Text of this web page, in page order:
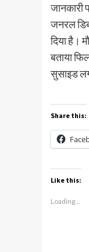
जानकारी
जनरल
दिया है।
बताया
सुसाइड
Share this:
Like this:
Loading...